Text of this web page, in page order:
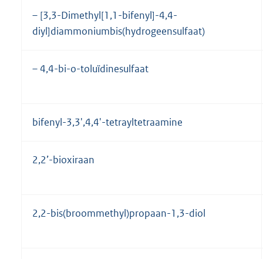
– [3,3-Dimethyl[1,1-bifenyl]-4,4-
diyl]diammoniumbis(hydrogeensulfaat)
– 4,4-bi-o-toluïdinesulfaat
bifenyl-3,3',4,4'-tetrayltetraamine
2,2’-bioxiraan
2,2-bis(broommethyl)propaan-1,3-diol